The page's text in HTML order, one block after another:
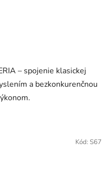
– spojenie klasickej
a bezkonkurenčnou
Kód: S67